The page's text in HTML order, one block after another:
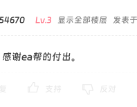
Lv.3 显示全部楼层 发表
谢ea帮的付出。